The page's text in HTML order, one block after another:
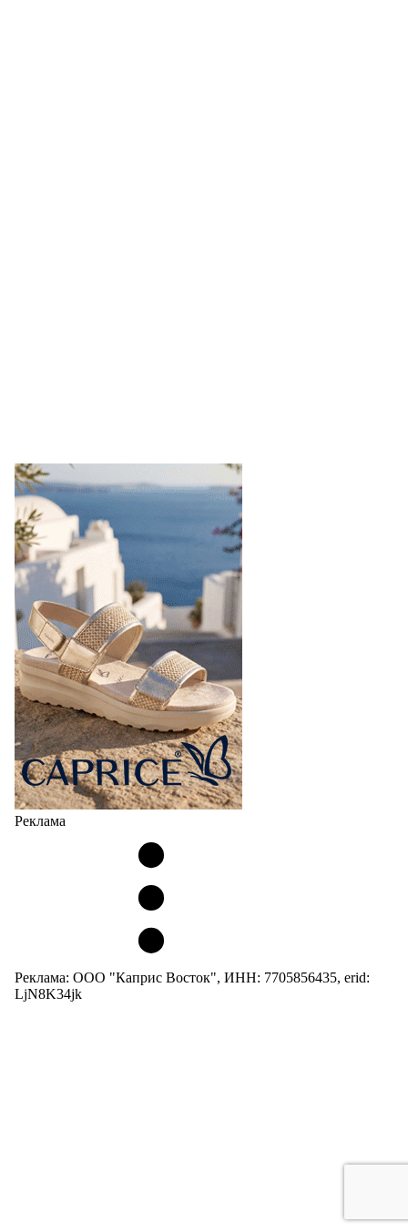
Реклама
Реклама: ООО "Каприс Восток", ИНН: 7705856435, erid:
LjN8K34jk